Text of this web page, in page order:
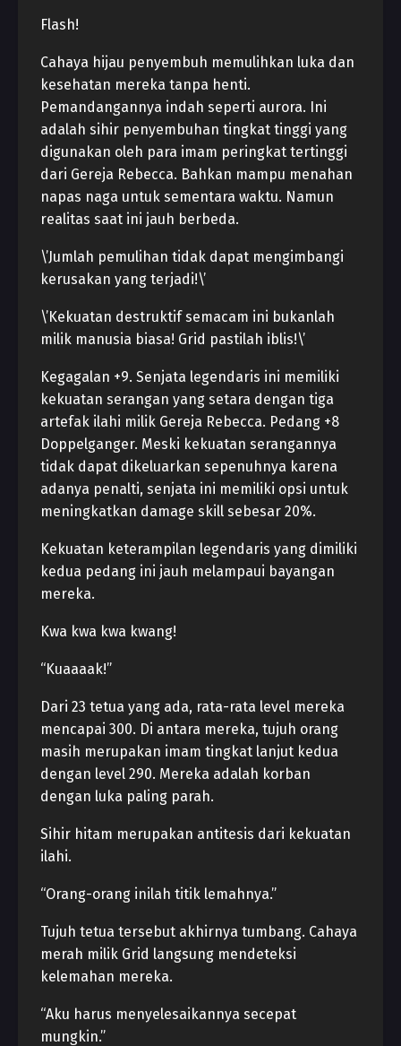
Flash!
Cahaya hijau penyembuh memulihkan luka dan
kesehatan mereka tanpa henti.
Pemandangannya indah seperti aurora. Ini
adalah sihir penyembuhan tingkat tinggi yang
digunakan oleh para imam peringkat tertinggi
dari Gereja Rebecca. Bahkan mampu menahan
napas naga untuk sementara waktu. Namun
realitas saat ini jauh berbeda.
\’Jumlah pemulihan tidak dapat mengimbangi
kerusakan yang terjadi!\’
\’Kekuatan destruktif semacam ini bukanlah
milik manusia biasa! Grid pastilah iblis!\’
Kegagalan +9. Senjata legendaris ini memiliki
kekuatan serangan yang setara dengan tiga
artefak ilahi milik Gereja Rebecca. Pedang +8
Doppelganger. Meski kekuatan serangannya
tidak dapat dikeluarkan sepenuhnya karena
adanya penalti, senjata ini memiliki opsi untuk
meningkatkan damage skill sebesar 20%.
Kekuatan keterampilan legendaris yang dimiliki
kedua pedang ini jauh melampaui bayangan
mereka.
Kwa kwa kwa kwang!
“Kuaaaak!”
Dari 23 tetua yang ada, rata-rata level mereka
mencapai 300. Di antara mereka, tujuh orang
masih merupakan imam tingkat lanjut kedua
dengan level 290. Mereka adalah korban
dengan luka paling parah.
Sihir hitam merupakan antitesis dari kekuatan
ilahi.
“Orang-orang inilah titik lemahnya.”
Tujuh tetua tersebut akhirnya tumbang. Cahaya
merah milik Grid langsung mendeteksi
kelemahan mereka.
“Aku harus menyelesaikannya secepat
mungkin.”